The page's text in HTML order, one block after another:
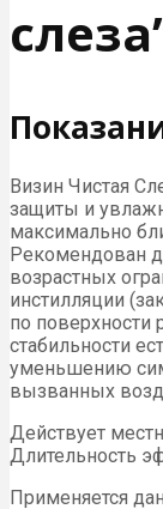
Визин Чистая
защиты и
максимально
Рекомендован
возрастных
инстилляции
по поверхности
стабильности
уменьшению
вызванных
Действует
Длительность
Применяется